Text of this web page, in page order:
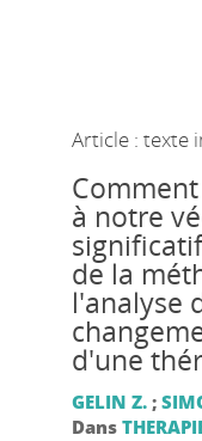
Article : texte
à notre
de la
l'analyse
d'une
GELIN Z.;
Dans